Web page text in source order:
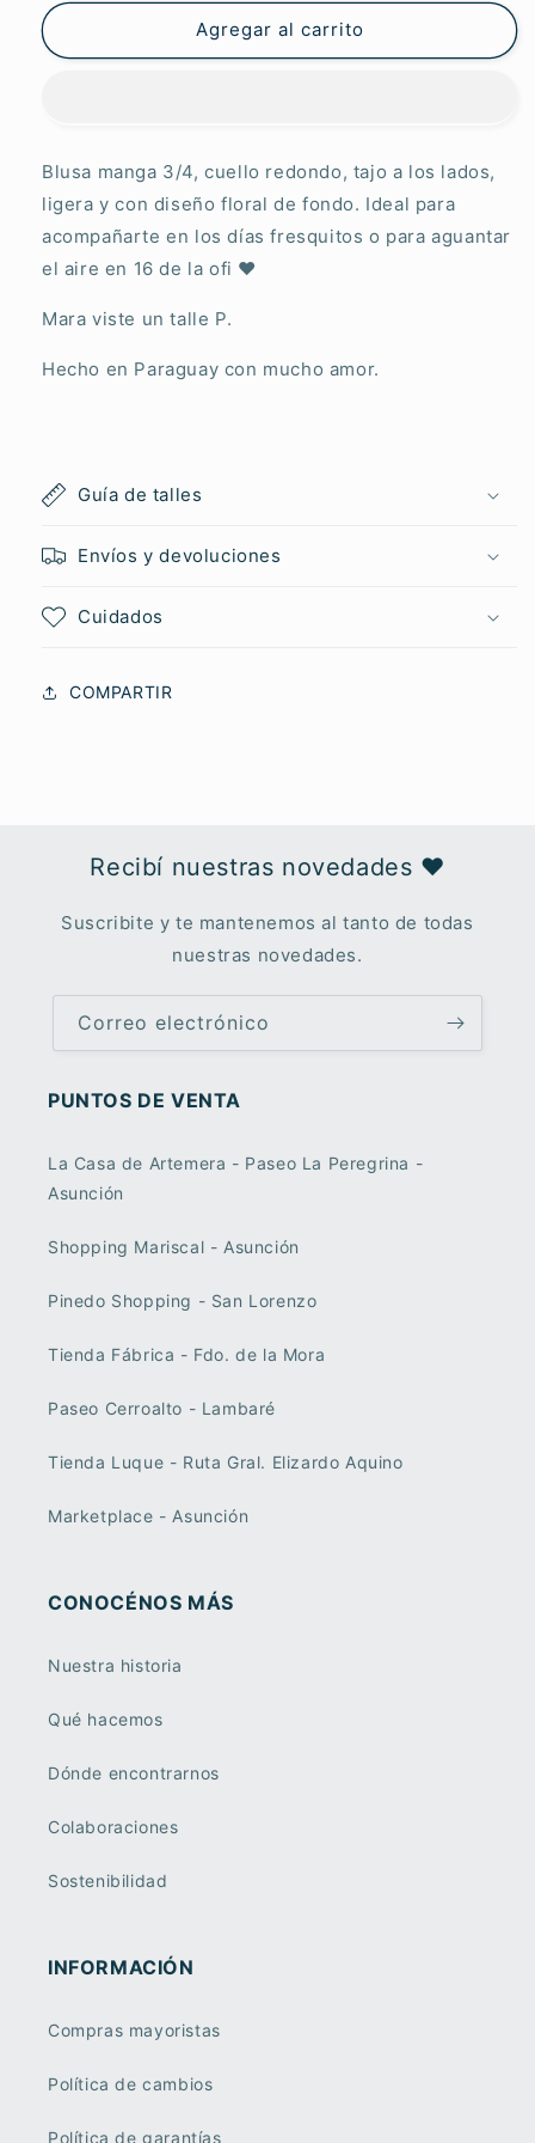
Daniela
Agregar al carrito
Blusa manga 3/4, cuello redondo, tajo a los lados,
ligera y con diseño floral de fondo. Ideal para
acompañarte en los días fresquitos o para aguantar
el aire en 16 de la ofi ♥︎
Mara viste un talle P.
Hecho en Paraguay con mucho amor.
Guía de talles
Envíos y devoluciones
Cuidados
COMPARTIR
Recibí nuestras novedades ♥︎
Suscribite y te mantenemos al tanto de todas
nuestras novedades.
Correo electrónico
PUNTOS DE VENTA
La Casa de Artemera - Paseo La Peregrina -
Asunción
Shopping Mariscal - Asunción
Pinedo Shopping - San Lorenzo
Tienda Fábrica - Fdo. de la Mora
Paseo Cerroalto - Lambaré
Tienda Luque - Ruta Gral. Elizardo Aquino
Marketplace - Asunción
CONOCÉNOS MÁS
Nuestra historia
Qué hacemos
Dónde encontrarnos
Colaboraciones
Sostenibilidad
INFORMACIÓN
Compras mayoristas
Política de cambios
Política de garantías